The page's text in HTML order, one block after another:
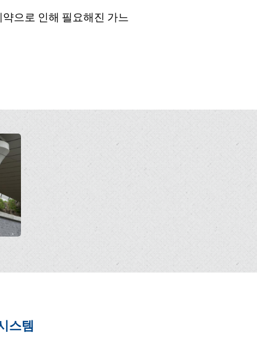
으로 인해 필요해진 가느
스템